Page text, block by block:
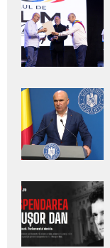
aici textul
pentru
subtitlu
Adaugă
aici textul
pentru
subtitlu
Adaugă
aici textul
pentru
subtitlu